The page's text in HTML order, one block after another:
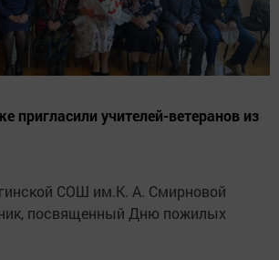
пригласили учителей-ветеранов из
СОШ им.К. А. Смирновой
посвященный Дню пожилых